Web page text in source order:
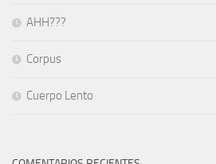
AHH???
Corpus
Cuerpo Lento